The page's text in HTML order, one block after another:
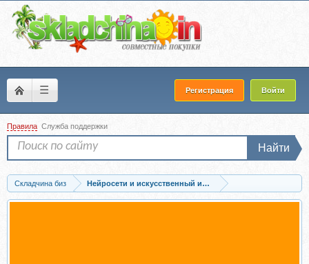
☰ Регистрация Войти
Правила Служба поддержки
Найти
Складчина биз
Нейросети и искусственный интеллект
Запись Практикум по AI-консалтингу (Денис Смирнов)